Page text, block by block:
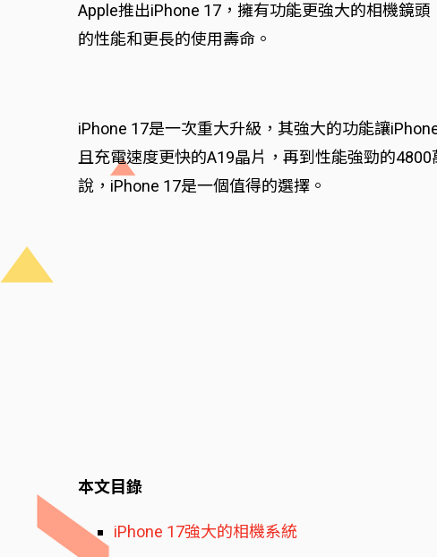
Apple推出iPhone 17，擁有功能更強大的相機鏡
的性能和更長的使用壽命。
iPhone 17是一次重大升級，其強大的功能讓
且充電速度更快的A19晶片，再到性能強勁的
說，iPhone 17是一個值得的選擇。
本文目錄
iPhone 17強大的相機系統